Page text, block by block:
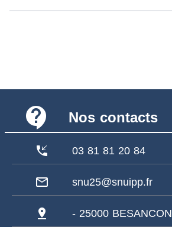
contact_support Nos contacts
phone_callback 03 81 81 20 84
mail_outline snu25@snuipp.fr
pin_drop - 25000 BESANCON